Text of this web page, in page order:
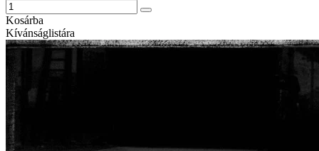
Kosárba
Kívánságlistára